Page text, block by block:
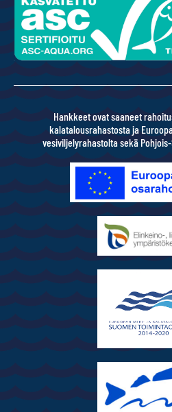
Hankkeet ovat saaneet
kalatalousrahastosta ja
vesiviljelyrahastolta sekä